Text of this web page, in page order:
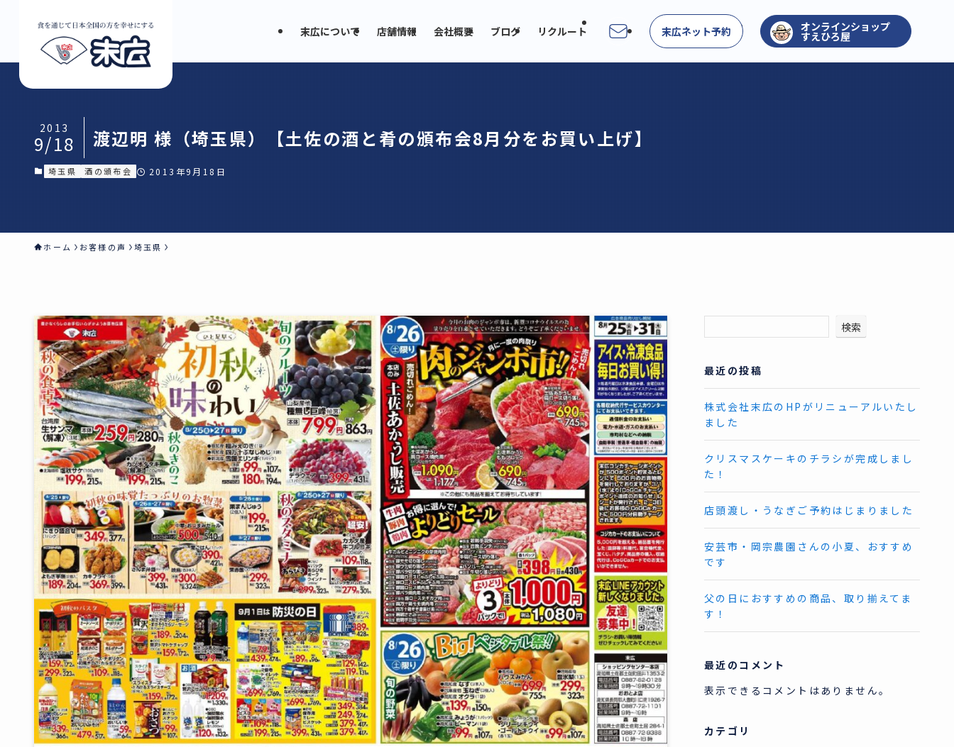
末広について 店舗情報 会社概要 ブログ リクルート
お問い合わせ
末広ネット予約 すえひろ屋
渡辺明 様（埼玉県）【土佐の酒と肴の頒布会8月分をお買い上げ】
2013
9/18
埼玉県 酒の頒布会 2013年9月18日
ホーム お客様の声 埼玉県
検索
最近の投稿
株式会社末広のHPがリニューアルいたし
ました
クリスマスケーキのチラシが完成しまし
た！
店頭渡し・うなぎご予約はじまりました
安芸市・岡宗農園さんの小夏、おすすめ
です
父の日におすすめの商品、取り揃えてま
す！
最近のコメント
表示できるコメントはありません。
カテゴリ